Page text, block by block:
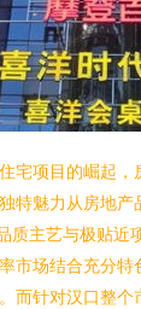
项目的崛起
魅力从房地
主艺与极贴
场结合充分
针对汉口整